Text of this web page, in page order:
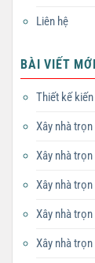
Liên hệ
BÀI VIẾT MỚI
Thiết kế
Xây nhà
Xây nhà
Xây nhà
Xây nhà
Xây nhà